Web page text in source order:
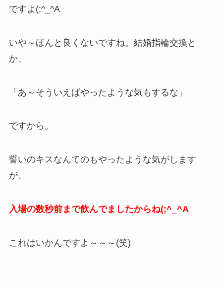
ですよ(;^_^A
いや～ほんと良くないですね。結婚指輪交換と
か、
「あ～そういえばやったような気もするな」
ですから。
誓いのキスなんてのもやったような気がします
が、
入場の数秒前まで飲んでましたからね(;^_^A
これはいかんですよ～～～(笑)